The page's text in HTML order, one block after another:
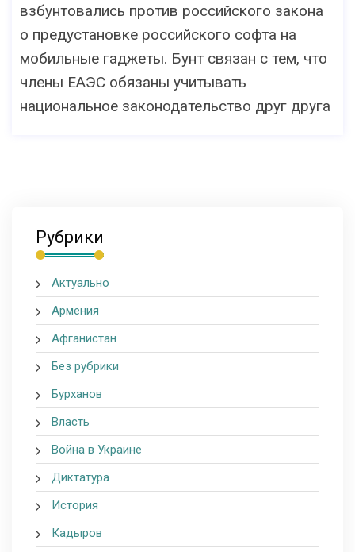
взбунтовались против российского закона
о предустановке российского софта на
мобильные гаджеты. Бунт связан с тем, что
члены ЕАЭС обязаны учитывать
национальное законодательство друг друга
Рубрики
Актуально
Армения
Афганистан
Без рубрики
Бурханов
Власть
Война в Украине
Диктатура
История
Кадыров